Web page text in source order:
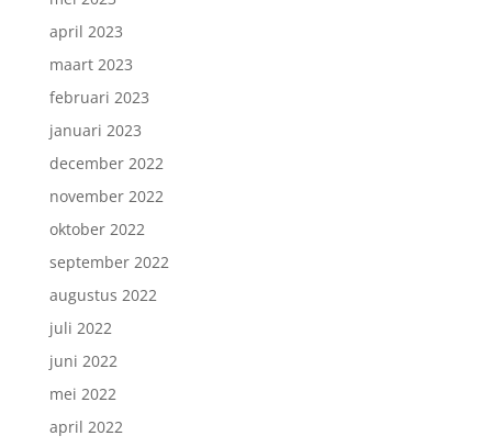
april 2023
maart 2023
februari 2023
januari 2023
december 2022
november 2022
oktober 2022
september 2022
augustus 2022
juli 2022
juni 2022
mei 2022
april 2022